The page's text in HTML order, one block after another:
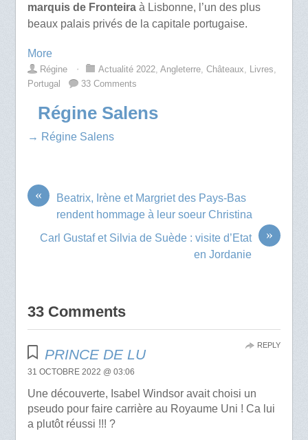
marquis de Fronteiraà Lisbonne, l’un des plus
beaux palais privés de la capitale portugaise.
More
Régine ⋅ Actualité 2022, Angleterre, Châteaux Livres
Portugal
33 Comments
Régine Salens
→ Régine Salens
«
Beatrix, Irène et Margriet des Pays-Bas
rendent hommage à leur soeur Christina
»
Carl Gustaf et Silvia de Suède : visite d’Etat
en Jordanie
33 Comments
PRINCE DE LU
31 OCTOBRE 2022 @ 03:06
Une découverte, Isabel Windsor avait choisi un
pseudo pour faire carrière au Royaume Uni ! Ca lui
a plutôt réussi !!! ?
REPLY